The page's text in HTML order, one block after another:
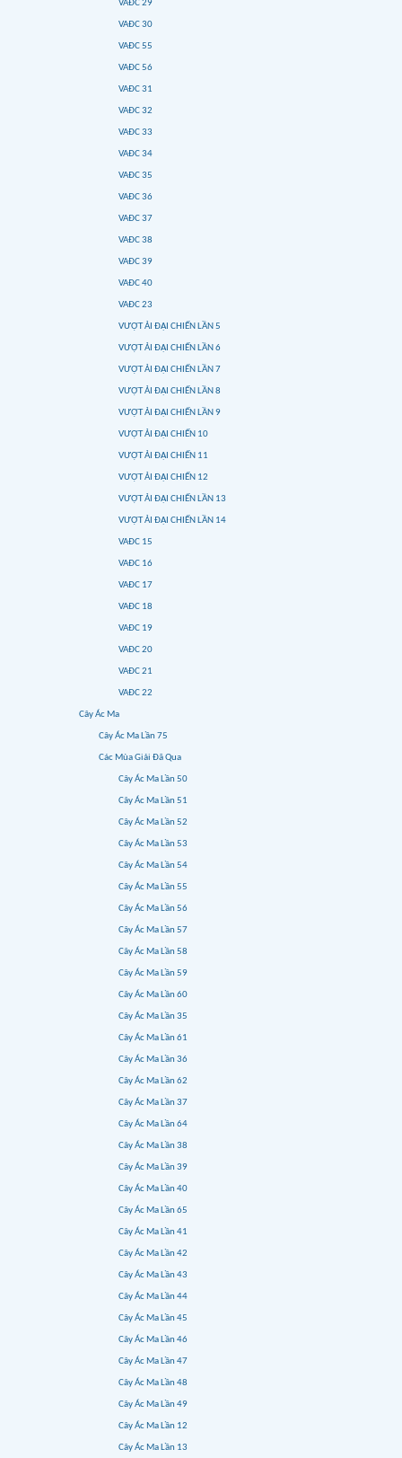
VAĐC 29
VAĐC 30
VAĐC 55
VAĐC 56
VAĐC 31
VAĐC 32
VAĐC 33
VAĐC 34
VAĐC 35
VAĐC 36
VAĐC 37
VAĐC 38
VAĐC 39
VAĐC 40
VAĐC 23
VƯỢT ẢI ĐẠI CHIẾN LẦN 5
VƯỢT ẢI ĐẠI CHIẾN LẦN 6
VƯỢT ẢI ĐẠI CHIẾN LẦN 7
VƯỢT ẢI ĐẠI CHIẾN LẦN 8
VƯỢT ẢI ĐẠI CHIẾN LẦN 9
VƯỢT ẢI ĐẠI CHIẾN 10
VƯỢT ẢI ĐẠI CHIẾN 11
VƯỢT ẢI ĐẠI CHIẾN 12
VƯỢT ẢI ĐẠI CHIẾN LẦN 13
VƯỢT ẢI ĐẠI CHIẾN LẦN 14
VAĐC 15
VAĐC 16
VAĐC 17
VAĐC 18
VAĐC 19
VAĐC 20
VAĐC 21
VAĐC 22
Cây Ác Ma
Cây Ác Ma Lần 75
Các Mùa Giải Đã Qua
Cây Ác Ma Lần 50
Cây Ác Ma Lần 51
Cây Ác Ma Lần 52
Cây Ác Ma Lần 53
Cây Ác Ma Lần 54
Cây Ác Ma Lần 55
Cây Ác Ma Lần 56
Cây Ác Ma Lần 57
Cây Ác Ma Lần 58
Cây Ác Ma Lần 59
Cây Ác Ma Lần 60
Cây Ác Ma Lần 35
Cây Ác Ma Lần 61
Cây Ác Ma Lần 36
Cây Ác Ma Lần 62
Cây Ác Ma Lần 37
Cây Ác Ma Lần 64
Cây Ác Ma Lần 38
Cây Ác Ma Lần 39
Cây Ác Ma Lần 40
Cây Ác Ma Lần 65
Cây Ác Ma Lần 41
Cây Ác Ma Lần 42
Cây Ác Ma Lần 43
Cây Ác Ma Lần 44
Cây Ác Ma Lần 45
Cây Ác Ma Lần 46
Cây Ác Ma Lần 47
Cây Ác Ma Lần 48
Cây Ác Ma Lần 49
Cây Ác Ma Lần 12
Cây Ác Ma Lần 13